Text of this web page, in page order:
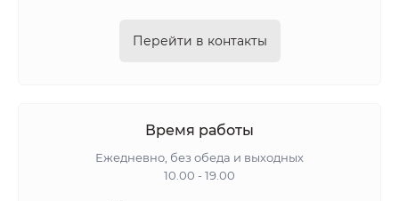
Перейти в контакты
Время работы
Ежедневно, без обеда и выходных
10.00 - 19.00